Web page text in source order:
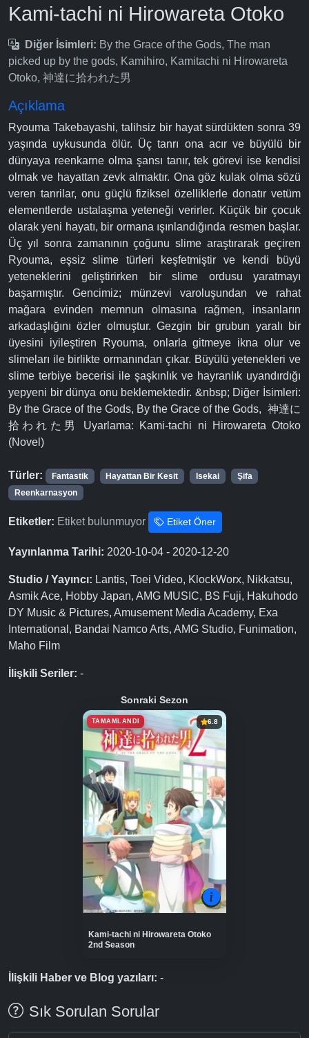
Kami-tachi ni Hirowareta Otoko
Diğer İsimleri: By the Grace of the Gods, The man
picked up by the gods, Kamihiro, Kamitachi ni Hirowareta
Otoko, 神達に拾われた男
Açıklama
Ryouma Takebayashi, talihsiz bir hayat sürdükten sonra 39
yaşında uykusunda ölür. Üç tanrı ona acır ve büyülü bir
dünyaya reenkarne olma şansı tanır, tek görevi ise kendisi
olmak ve hayattan zevk almaktır. Ona göz kulak olma sözü
veren tanrilar, onu güçlü fiziksel özelliklerle donatır vetüm
elementlerde ustalaşma yeteneği verirler. Küçük bir çocuk
olarak yeni hayatı, bir ormana ışınlandığında resmen başlar.
Üç yıl sonra zamanının çoğunu slime araştırarak geçiren
Ryouma, eşsiz slime türleri keşfetmiştir ve kendi büyü
yeteneklerini geliştirirken bir slime ordusu yaratmayı
başarmıştır. Gencimiz; münzevi varoluşundan ve rahat
mağara evinden memnun olmasına rağmen, insanların
arkadaşlığını özler olmuştur. Gezgin bir grubun yaralı bir
üyesini iyileştiren Ryouma, onlarla gitmeye ikna olur ve
slimeları ile birlikte ormanından çıkar. Büyülü yetenekleri ve
slime terbiye becerisi ile şaşkınlık ve hayranlık uyandırdığı
yepyeni bir dünya onu beklemektedir. &nbsp; Diğer İsimleri:
By the Grace of the Gods, By the Grace of the Gods, 神達に
拾われた男 Uyarlama: Kami-tachi ni Hirowareta Otoko
(Novel)
Türler: Fantastik Hayattan Bir Kesit Isekai
Şifa
Reenkarnasyon
Etiketler: Etiket bulunmuyor Etiket Öner
Yayınlanma Tarihi: 2020-10-04 - 2020-12-20
Studio / Yayıncı: Lantis, Toei Video, KlockWorx, Nikkatsu,
Asmik Ace, Hobby Japan, AMG MUSIC, BS Fuji, Hakuhodo
DY Music & Pictures, Amusement Media Academy, Exa
International, Bandai Namco Arts, AMG Studio, Funimation,
Maho Film
İlişkili Seriler: -
Sonraki Sezon
TAMAMLANDI 6.8
Kami-tachi ni Hirowareta Otoko
2nd Season
İlişkili Haber ve Blog yazıları: -
Sık Sorulan Sorular